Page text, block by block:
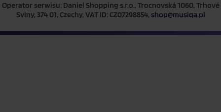
Operator serwisu: Daniel Shopping s.r.o., Trocnovská 1060, Trhové
Sviny, 374 01, Czechy, VAT ID: CZ07298854, shop@musiqa.pl